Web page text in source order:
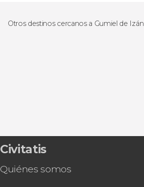
Otros destinos cercanos a Gumiel de Izán
Civitatis
Quiénes somos